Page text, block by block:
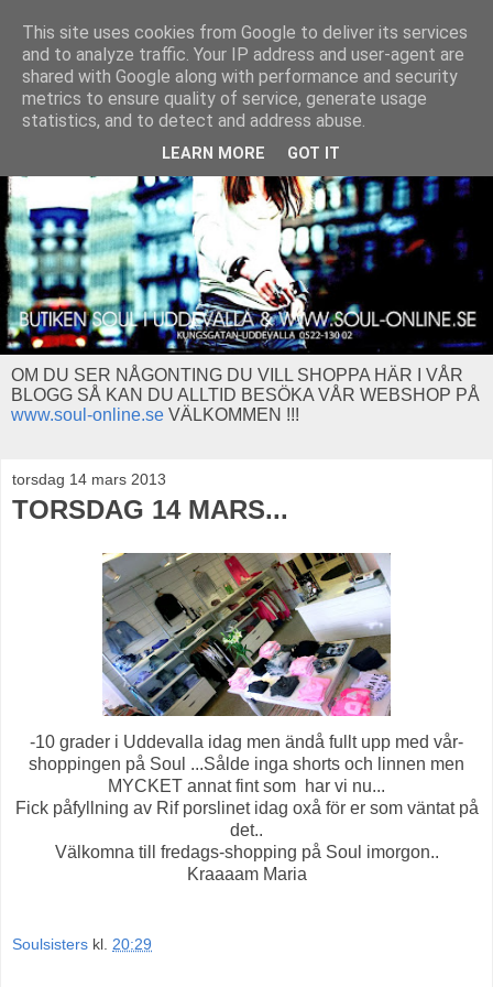
OM DU SER NÅGONTING DU VILL SHOPPA HÄR I VÅR
BLOGG SÅ KAN DU ALLTID BESÖKA VÅR WEBSHOP PÅ
www.soul-online.se VÄLKOMMEN !!!
torsdag 14 mars 2013
TORSDAG 14 MARS...
-10 grader i Uddevalla idag men ändå fullt upp med vår-
shoppingen på Soul ...Sålde inga shorts och linnen men
MYCKET annat fint som har vi nu...
Fick påfyllning av Rif porslinet idag oxå för er som väntat på
det..
Välkomna till fredags-shopping på Soul imorgon..
Kraaaam Maria
Soulsisters kl. 20:29
This site uses cookies from Google to deliver its services
and to analyze traffic. Your IP address and user-agent are
shared with Google along with performance and security
metrics to ensure quality of service, generate usage
statistics, and to detect and address abuse.
LEARN MORE GOT IT